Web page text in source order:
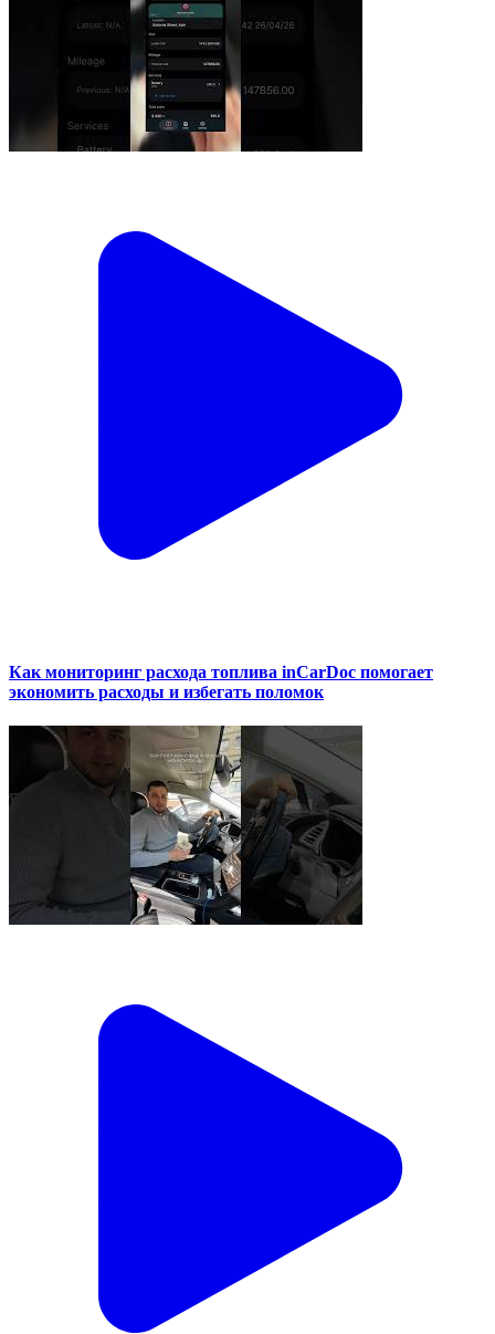
Как мониторинг расхода топлива inCarDoc помогает
экономить расходы и избегать поломок